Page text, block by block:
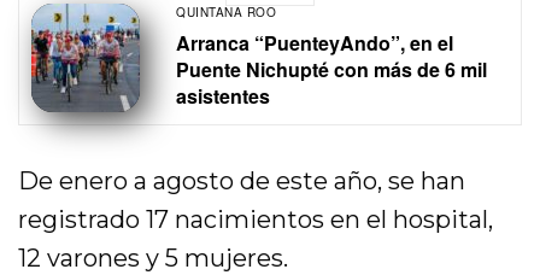
QUINTANA ROO
Arranca “PuenteyAndo”, en el
Puente Nichupté con más de 6 mil
asistentes
De enero a agosto de este año, se han
registrado 17 nacimientos en el hospital,
12 varones y 5 mujeres.